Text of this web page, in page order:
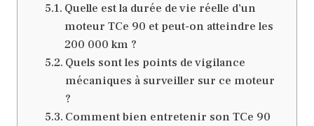
Quelle est la durée de vie réelle d’un
moteur TCe 90 et peut-on atteindre les
200 000 km ?
Quels sont les points de vigilance
mécaniques à surveiller sur ce moteur
?
Comment bien entretenir son TCe 90